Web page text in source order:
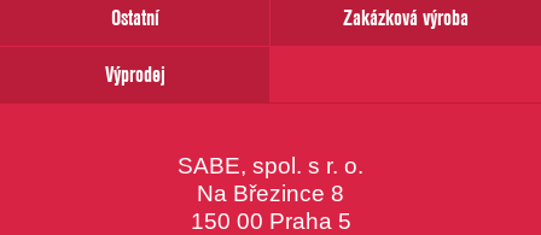
Ostatní
Zakázková výroba
Výprodej
SABE, spol. s r. o.
Na Březince 8
150 00 Praha 5